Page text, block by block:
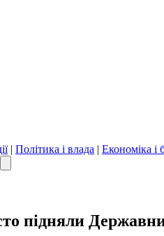
| Політика і влада | Економіка і
підняли